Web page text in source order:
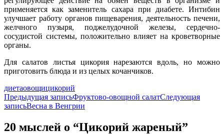
применяется как заменитель сахара при диабете. Интибин
улучшает работу органов пищеварения, деятельность печени,
желчного пузыря, поджелудочной железы, сердечно-
сосудистой системы, положительно влияет на кроветворные
органы.
Для салатов листья цикория нарезаются вдоль, но можно
приготовить блюда и из целых кочанчиков.
диетаовощицикорий
Навигация
по
записям
Предыдущая записьФруктово-овощной салатСледующая
записьВесна в Венгрии
20 мыслей о “Цикорий жареный”